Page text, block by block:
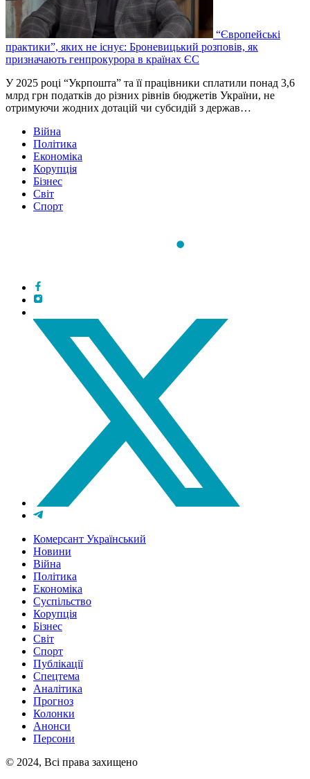
“Європейські
практики”, яких не існує: Броневицький розповів, як
призначають генпрокурора в країнах ЄС
У 2025 році “Укрпошта” та її працівники сплатили понад 3,6
млрд грн податків до різних рівнів бюджетів України, не
отримуючи жодних дотацій чи субсидій з держав…
Війна
Політика
Економіка
Корупція
Бізнес
Світ
Спорт
Комерсант Український
Новини
Війна
Політика
Економіка
Суспільство
Корупція
Бізнес
Світ
Спорт
Публікації
Спецтема
Аналітика
Прогноз
Колонки
Анонси
Персони
© 2024, Всі права захищено